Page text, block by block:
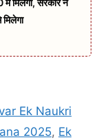
Ek Naukri
2025, Ek